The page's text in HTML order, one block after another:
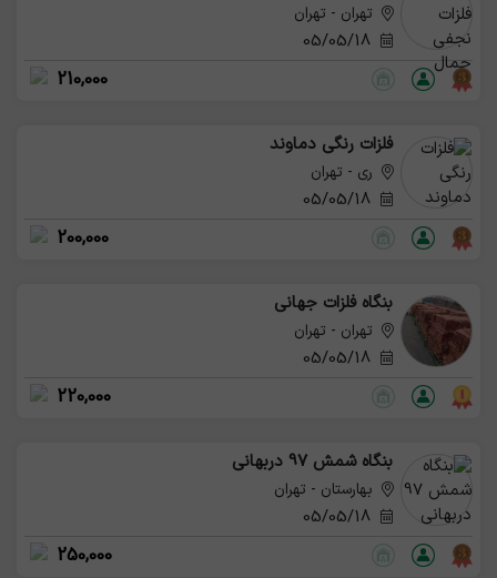
تهران - تهران
05/05/18
210,000
فلزات رنگی دماوند
ری - تهران
05/05/18
200,000
بنگاه فلزات جهانی
تهران - تهران
05/05/18
220,000
بنگاه شمش 97 دربهانی
بهارستان - تهران
05/05/18
250,000